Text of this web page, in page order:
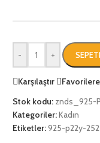
- +
Karşılaştır
Stok kodu: znds_925-
Kategoriler:Kadın
Etiketler:925-p22y-252